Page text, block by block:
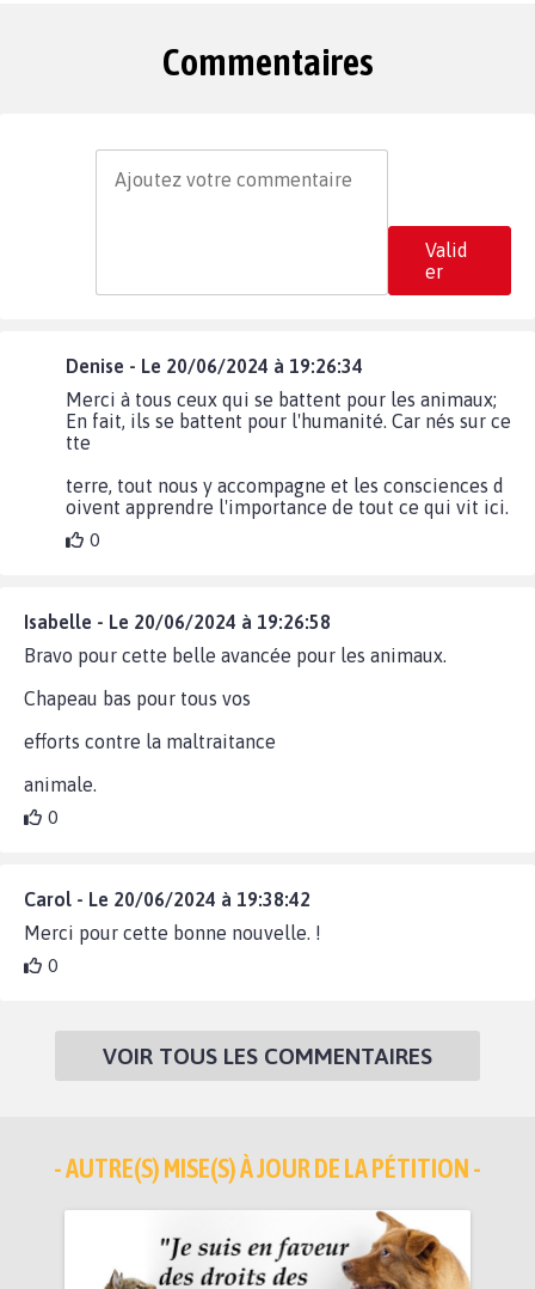
Commentaires
Valid
er
Denise - Le 20/06/2024 à 19:26:34
Merci à tous ceux qui se battent pour les animaux;
En fait, ils se battent pour l'humanité. Car nés sur ce
tte
terre, tout nous y accompagne et les consciences d
oivent apprendre l'importance de tout ce qui vit ici.
0
Isabelle - Le 20/06/2024 à 19:26:58
Bravo pour cette belle avancée pour les animaux.
Chapeau bas pour tous vos
efforts contre la maltraitance
animale.
0
Carol - Le 20/06/2024 à 19:38:42
Merci pour cette bonne nouvelle. !
0
VOIR TOUS LES COMMENTAIRES
- AUTRE(S) MISE(S) À JOUR DE LA PÉTITION -